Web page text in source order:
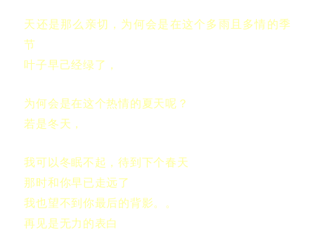
天还是那么亲切，为何会是在这个多雨且多情的季
节
叶子早己经绿了，
为何会是在这个热情的夏天呢？
若是冬天，
我可以冬眠不起，待到下个春天
那时和你早已走远了
我也望不到你最后的背影。。
再见是无力的表白